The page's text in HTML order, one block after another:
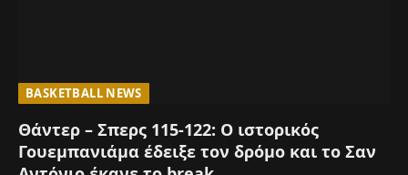
BASKETBALL NEWS
Θάντερ – Σπερς 115-122: Ο ιστορικός
Γουεμπανιάμα έδειξε τον δρόμο και το Σαν